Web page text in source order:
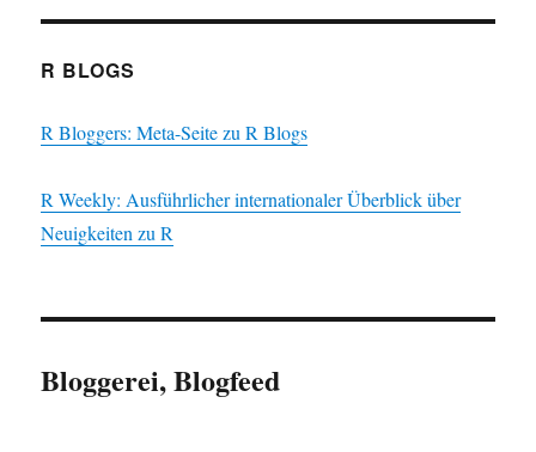
R BLOGS
R Bloggers: Meta-Seite zu R Blogs
R Weekly: Ausführlicher internationaler Überblick über
Neuigkeiten zu R
Bloggerei, Blogfeed